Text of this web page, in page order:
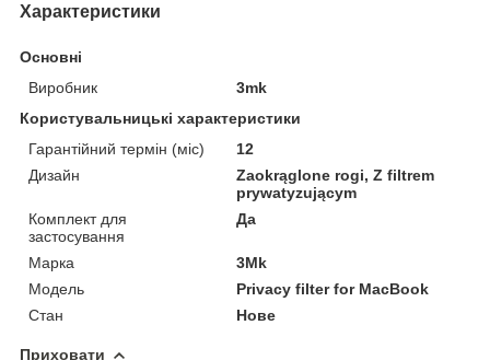
Характеристики
Основні
Виробник
3mk
Користувальницькі характеристики
Гарантійний термін (міс)
12
Дизайн
Zaokrąglone rogi, Z filtrem
prywatyzującym
Комплект для
застосування
Да
Марка
3Mk
Мoдель
Privacy filter for MacBook
Стан
Нове
Приховати